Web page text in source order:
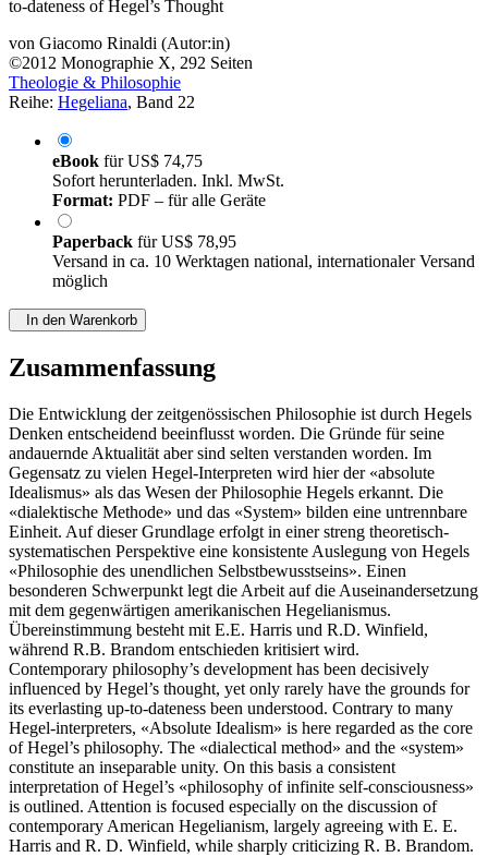
to-dateness of Hegel’s Thought
von Giacomo Rinaldi (Autor:in)
©2012 Monographie X, 292 Seiten
Theologie & Philosophie
Reihe: Hegeliana, Band 22
eBook fürUS$ 74,75
Sofort herunterladen. Inkl. MwSt.
Format: PDF – für alle Geräte
Paperback fürUS$ 78,95
Versand in ca. 10 Werktagen national, internationaler Versand
möglich
In den Warenkorb
Zusammenfassung
Die Entwicklung der zeitgenössischen Philosophie ist durch Hegels
Denken entscheidend beeinflusst worden. Die Gründe für seine
andauernde Aktualität aber sind selten verstanden worden. Im
Gegensatz zu vielen Hegel-Interpreten wird hier der «absolute
Idealismus» als das Wesen der Philosophie Hegels erkannt. Die
«dialektische Methode» und das «System» bilden eine untrennbare
Einheit. Auf dieser Grundlage erfolgt in einer streng theoretisch-
systematischen Perspektive eine konsistente Auslegung von Hegels
«Philosophie des unendlichen Selbstbewusstseins». Einen
besonderen Schwerpunkt legt die Arbeit auf die Auseinandersetzung
mit dem gegenwärtigen amerikanischen Hegelianismus.
Übereinstimmung besteht mit E.E. Harris und R.D. Winfield,
während R.B. Brandom entschieden kritisiert wird.
Contemporary philosophy’s development has been decisively
influenced by Hegel’s thought, yet only rarely have the grounds for
its everlasting up-to-dateness been understood. Contrary to many
Hegel-interpreters, «Absolute Idealism» is here regarded as the core
of Hegel’s philosophy. The «dialectical method» and the «system»
constitute an inseparable unity. On this basis a consistent
interpretation of Hegel’s «philosophy of infinite self-consciousness»
is outlined. Attention is focused especially on the discussion of
contemporary American Hegelianism, largely agreeing with E. E.
Harris and R. D. Winfield, while sharply criticizing R. B. Brandom.